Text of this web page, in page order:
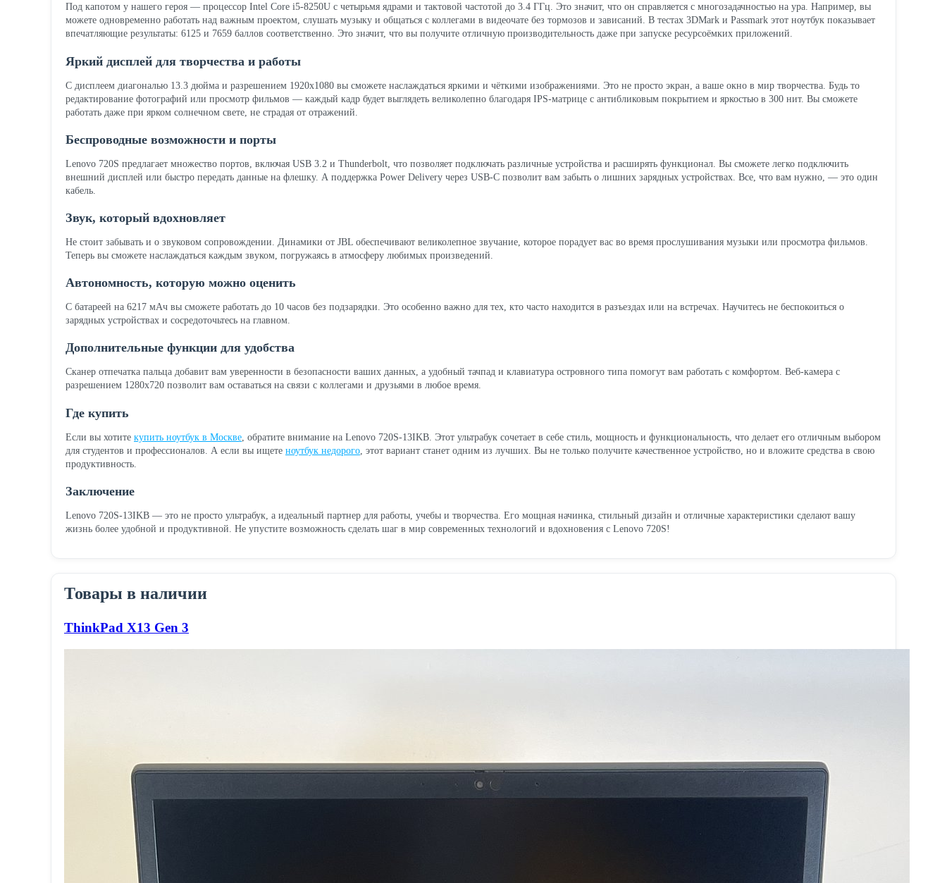
Под капотом у нашего героя — процессор Intel Core i5-8250U с четырьмя ядрами и тактовой частотой до 3.4 ГГц. Это значит, что он справляется с многозадачностью на ура. Например, вы
можете одновременно работать над важным проектом, слушать музыку и общаться с коллегами в видеочате без тормозов и зависаний. В тестах 3DMark и Passmark этот ноутбук показывает
впечатляющие результаты: 6125 и 7659 баллов соответственно. Это значит, что вы получите отличную производительность даже при запуске ресурсоёмких приложений.
Яркий дисплей для творчества и работы
С дисплеем диагональю 13.3 дюйма и разрешением 1920x1080 вы сможете наслаждаться яркими и чёткими изображениями. Это не просто экран, а ваше окно в мир творчества. Будь то
редактирование фотографий или просмотр фильмов — каждый кадр будет выглядеть великолепно благодаря IPS-матрице с антибликовым покрытием и яркостью в 300 нит. Вы сможете
работать даже при ярком солнечном свете, не страдая от отражений.
Беспроводные возможности и порты
Lenovo 720S предлагает множество портов, включая USB 3.2 и Thunderbolt, что позволяет подключать различные устройства и расширять функционал. Вы сможете легко подключить
внешний дисплей или быстро передать данные на флешку. А поддержка Power Delivery через USB-C позволит вам забыть о лишних зарядных устройствах. Все, что вам нужно, — это один
кабель.
Звук, который вдохновляет
Не стоит забывать и о звуковом сопровождении. Динамики от JBL обеспечивают великолепное звучание, которое порадует вас во время прослушивания музыки или просмотра фильмов.
Теперь вы сможете наслаждаться каждым звуком, погружаясь в атмосферу любимых произведений.
Автономность, которую можно оценить
С батареей на 6217 мАч вы сможете работать до 10 часов без подзарядки. Это особенно важно для тех, кто часто находится в разъездах или на встречах. Научитесь не беспокоиться о
зарядных устройствах и сосредоточьтесь на главном.
Дополнительные функции для удобства
Сканер отпечатка пальца добавит вам уверенности в безопасности ваших данных, а удобный тачпад и клавиатура островного типа помогут вам работать с комфортом. Веб-камера с
разрешением 1280x720 позволит вам оставаться на связи с коллегами и друзьями в любое время.
Где купить
Если вы хотите купить ноутбук в Москве , обратите внимание на Lenovo 720S-13IKB. Этот ультрабук сочетает в себе стиль, мощность и функциональность, что делает его отличным выбором
для студентов и профессионалов. А если вы ищете ноутбук недорого , этот вариант станет одним из лучших. Вы не только получите качественное устройство, но и вложите средства в свою
продуктивность.
Заключение
Lenovo 720S-13IKB — это не просто ультрабук, а идеальный партнер для работы, учебы и творчества. Его мощная начинка, стильный дизайн и отличные характеристики сделают вашу
жизнь более удобной и продуктивной. Не упустите возможность сделать шаг в мир современных технологий и вдохновения с Lenovo 720S!
Товары в наличии
ThinkPad X13 Gen 3